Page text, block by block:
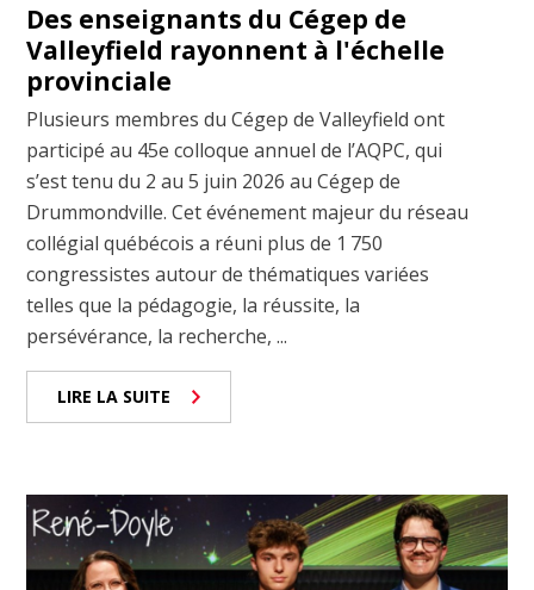
Des enseignants du Cégep de
Valleyfield rayonnent à l'échelle
provinciale
Plusieurs membres du Cégep de Valleyfield ont
participé au 45e colloque annuel de l’AQPC, qui
s’est tenu du 2 au 5 juin 2026 au Cégep de
Drummondville. Cet événement majeur du réseau
collégial québécois a réuni plus de 1 750
congressistes autour de thématiques variées
telles que la pédagogie, la réussite, la
persévérance, la recherche, ...
LIRE LA SUITE